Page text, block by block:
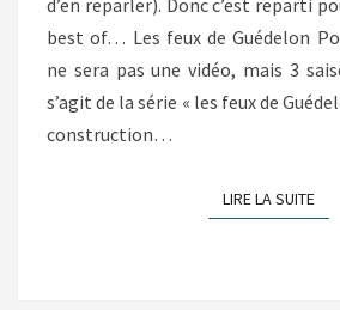
d’en reparler). Donc c’est reparti
best of… Les feux de Guédelon
ne sera pas une vidéo, mais 3
s’agit de la série « les feux de
construction…
LIRE LA SUITE